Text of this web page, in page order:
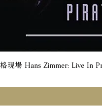
現場 Hans Zimmer: Live In